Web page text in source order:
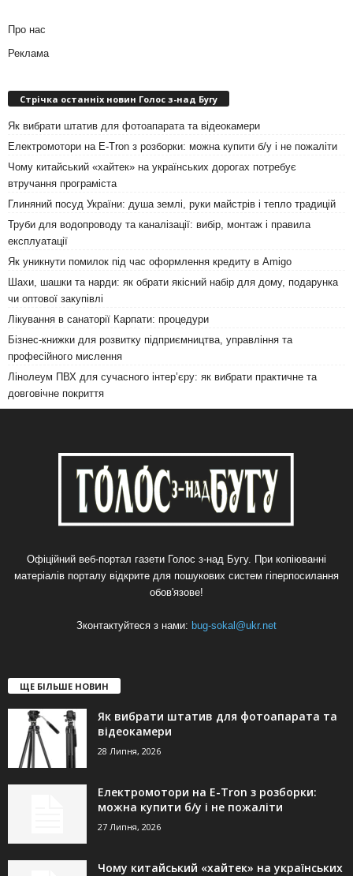
Про нас
Реклама
Стрічка останніх новин Голос з-над Бугу
Як вибрати штатив для фотоапарата та відеокамери
Електромотори на E-Tron з розборки: можна купити б/у і не пожаліти
Чому китайський «хайтек» на українських дорогах потребує
втручання програміста
Глиняний посуд України: душа землі, руки майстрів і тепло традицій
Труби для водопроводу та каналізації: вибір, монтаж і правила
експлуатації
Як уникнути помилок під час оформлення кредиту в Amigo
Шахи, шашки та нарди: як обрати якісний набір для дому, подарунка
чи оптової закупівлі
Лікування в санаторії Карпати: процедури
Бізнес-книжки для розвитку підприємництва, управління та
професійного мислення
Лінолеум ПВХ для сучасного інтер’єру: як вибрати практичне та
довговічне покриття
Офіційний веб-портал газети Голос з-над Бугу. При копіюванні
матеріалів порталу відкрите для пошукових систем гіперпосилання
обов'язове!
Зконтактуйтеся з нами: bug-sokal@ukr.net
ЩЕ БІЛЬШЕ НОВИН
Як вибрати штатив для фотоапарата та
відеокамери
28 Липня, 2026
Електромотори на E-Tron з розборки:
можна купити б/у і не пожаліти
27 Липня, 2026
Чому китайський «хайтек» на українських